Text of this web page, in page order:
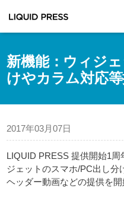
新機能：ウィジ
けやカラム対応
2017年03月07日
LIQUID PRESS 提供開始1
ジェットのスマホ/PC出し分
ヘッダー動画などの提供を開